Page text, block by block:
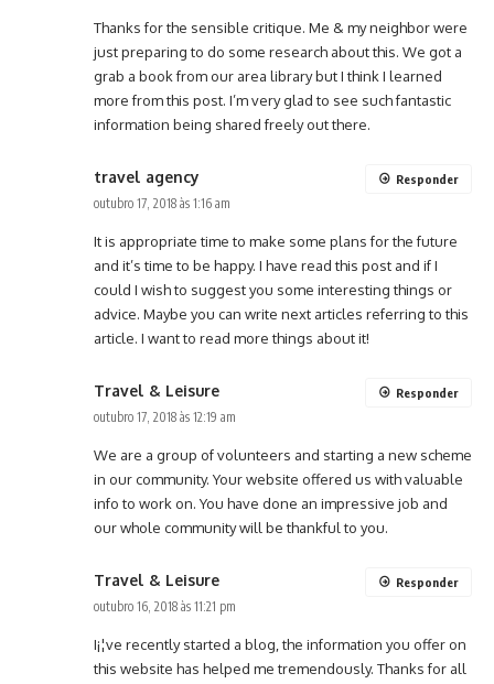
Thanks for the sensible critique. Me & my neighbor were
just preparing to do some research about this. We got a
grab a book from our area library but I think I learned
more from this post. I’m very glad to see such fantastic
information being shared freely out there.
travel agency
outubro 17, 2018 às 1:16 am
It is appropriate time to make some plans for the future
and it’s time to be happy. I have read this post and if I
could I wish to suggest you some interesting things or
advice. Maybe you can write next articles referring to this
article. I want to read more things about it!
Responder
Travel & Leisure
outubro 17, 2018 às 12:19 am
We are a group of volunteers and starting a new scheme
in our community. Your website offered us with valuable
info to work on. You have done an impressive job and
our whole community will be thankful to you.
Responder
Travel & Leisure
outubro 16, 2018 às 11:21 pm
I¡¦ve recently started a blog, the information you offer on
this website has helped me tremendously. Thanks for all
Responder